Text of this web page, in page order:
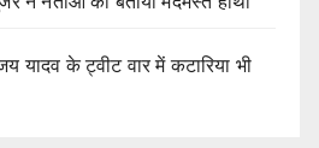
के ट्वीट वार में कटारिया भी